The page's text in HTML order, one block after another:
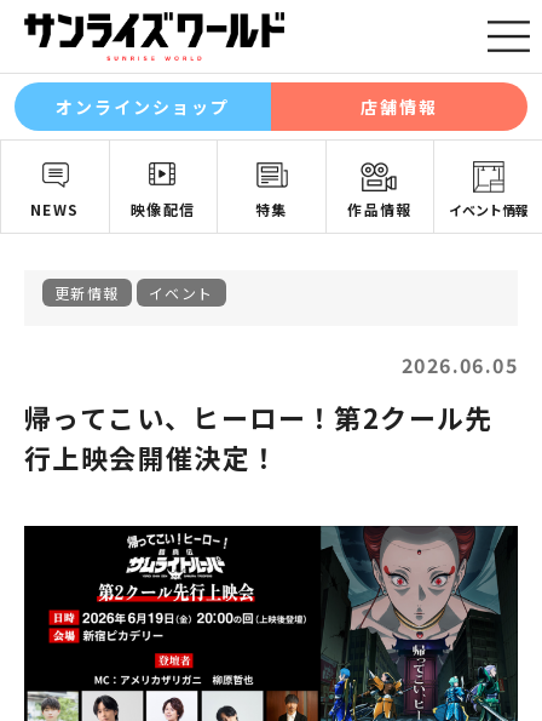
オンラインショップ 店舗情報
NEWS 映像配信 特集 作品情報 イベント情報
更新情報 イベント
2026.06.05
帰ってこい、ヒーロー！第2クール先
行上映会開催決定！